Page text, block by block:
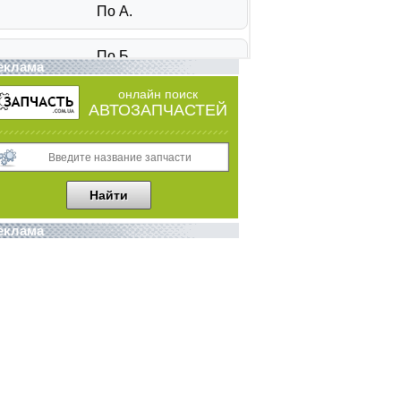
онлайн поиск
АВТОЗАПЧАСТЕЙ